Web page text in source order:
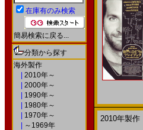
在庫有のみ検索
簡易検索に戻る...
分類から探す
海外製作
2010年～
2000年～
1990年～
1980年～
1970年～
～1969年
2010年製作